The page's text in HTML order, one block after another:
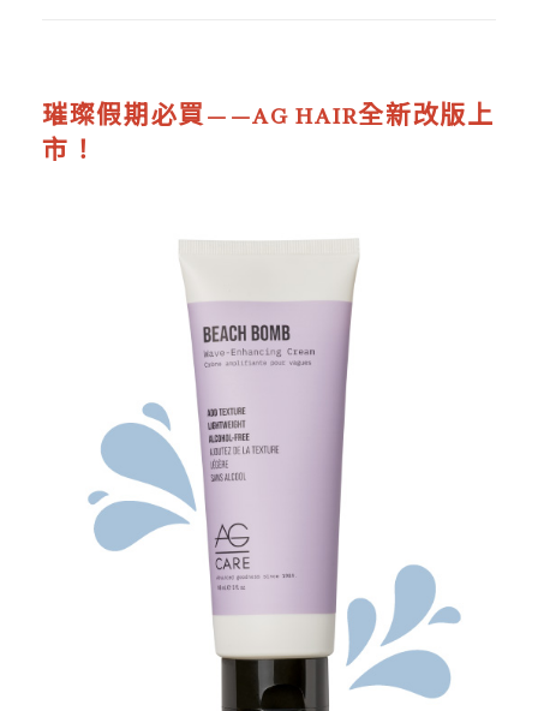
璀璨假期必買——AG HAIR全新改版上
市！